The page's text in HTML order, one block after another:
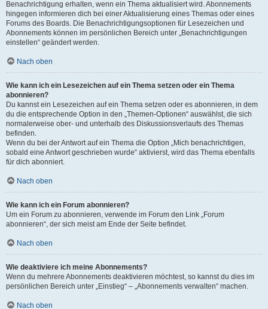
Benachrichtigung erhalten, wenn ein Thema aktualisiert wird. Abonnements
hingegen informieren dich bei einer Aktualisierung eines Themas oder eines
Forums des Boards. Die Benachrichtigungsoptionen für Lesezeichen und
Abonnements können im persönlichen Bereich unter „Benachrichtigungen
einstellen“ geändert werden.
Nach oben
Wie kann ich ein Lesezeichen auf ein Thema setzen oder ein Thema
abonnieren?
Du kannst ein Lesezeichen auf ein Thema setzen oder es abonnieren, in dem
du die entsprechende Option in den „Themen-Optionen“ auswählst, die sich
normalerweise ober- und unterhalb des Diskussionsverlaufs des Themas
befinden.
Wenn du bei der Antwort auf ein Thema die Option „Mich benachrichtigen,
sobald eine Antwort geschrieben wurde“ aktivierst, wird das Thema ebenfalls
für dich abonniert.
Nach oben
Wie kann ich ein Forum abonnieren?
Um ein Forum zu abonnieren, verwende im Forum den Link „Forum
abonnieren“, der sich meist am Ende der Seite befindet.
Nach oben
Wie deaktiviere ich meine Abonnements?
Wenn du mehrere Abonnements deaktivieren möchtest, so kannst du dies im
persönlichen Bereich unter „Einstieg“ – „Abonnements verwalten“ machen.
Nach oben